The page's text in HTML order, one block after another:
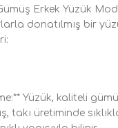
Erkek Yüzük
donatılmış bir
Yüzük, kaliteli
takı üretiminde